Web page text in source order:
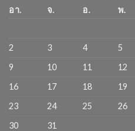
อา. จ. อ. พ.
2
3 4 5
9
10 11 12
16
17 18 19
23
24 25 26
30
31